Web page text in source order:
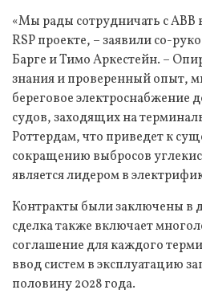
«Мы рады сотрудничать с
RSP проекте, – заявили со-
Барге и Тимо Аркестейн. –
знания и проверенный опыт,
береговое электроснабжение
судов, заходящих на
Роттердам, что приведет к
сокращению выбросов
является лидером в
Контракты были заключены в
сделка также включает
соглашение для каждого
ввод систем в эксплуатацию
половину 2028 года.